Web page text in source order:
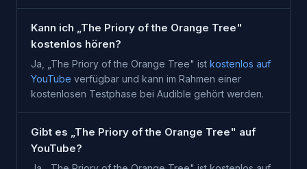
Kann ich „The Priory of the Orange Tree"
kostenlos hören?
Ja, „ The Priory of the Orange Tree" ist kostenlos auf
YouTube verfügbar und kann im Rahmen einer
kostenlosen Testphase bei Audible gehört werden.
Gibt es „The Priory of the Orange Tree" auf
YouTube?